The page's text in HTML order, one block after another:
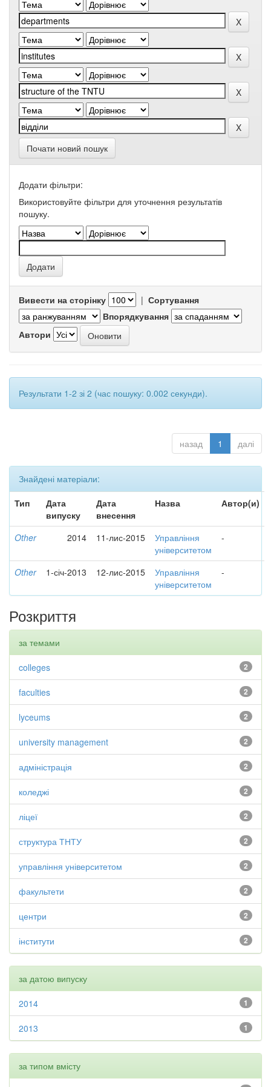
Почати новий пошук
Додати фільтри:
Використовуйте фільтри для уточнення результатів
пошуку.
Вивести на сторінку | Сортування
Впорядкування
Автори
Результати 1-2 зі 2 (час пошуку: 0.002 секунди).
назад 1 далі
Знайдені матеріали:
Тип
Дата
випуску
Дата
внесення
Назва Автор(и)
Other 2014 11-лис-2015
Управління
університетом
-
Other 1-січ-2013 12-лис-2015
Управління
університетом
-
Розкриття
за темами
2
colleges
2
faculties
2
lyceums
2
university management
2
адміністрація
2
коледжі
2
ліцеї
2
структура ТНТУ
2
управління університетом
2
факультети
2
центри
2
інститути
за датою випуску
1
2014
1
2013
за типом вмісту